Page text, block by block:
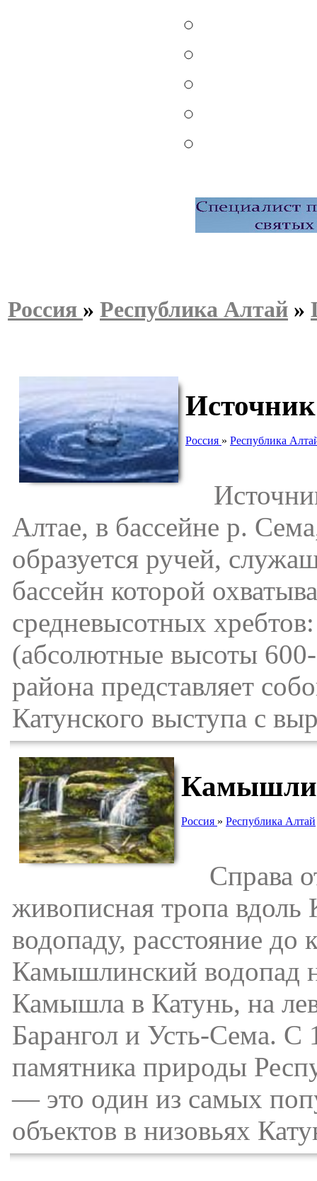
Россия » Республика Алтай »
Россия » Республика
Алтае, в бассейне р.
образуется ручей,
бассейн которой
средневысотных
(абсолютные высоты
района представляет
Катунского выступа с
Россия » Республика Алтай
Справа
живописная тропа
водопаду, расстояние до
Камышлинский водопад
Камышла в Катунь, на
Барангол и Усть-Сема. С
памятника природы
— это один из самых
объектов в низовьях